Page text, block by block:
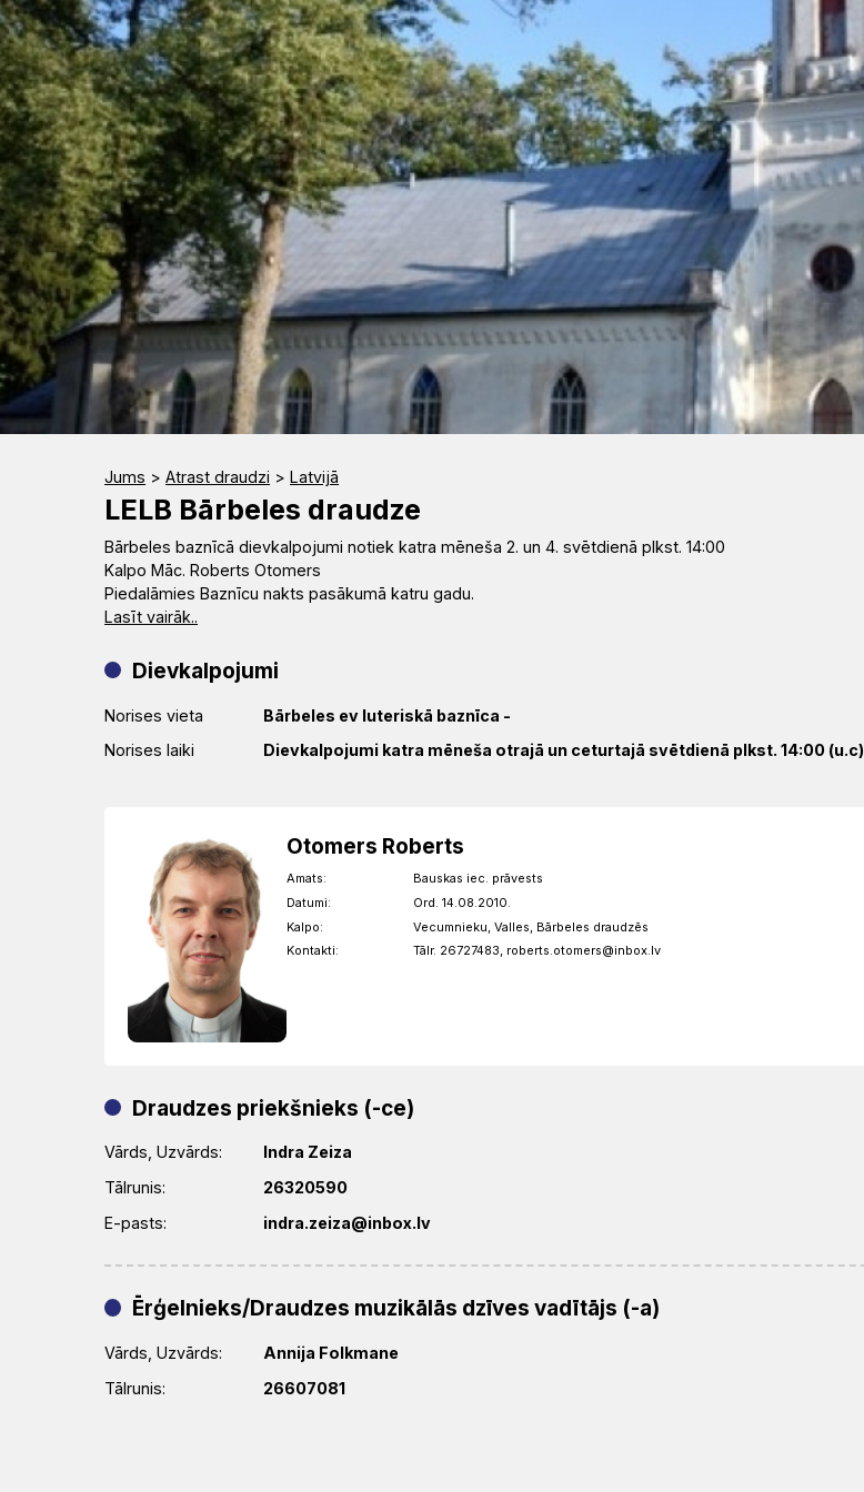
Dievnami
Iepazīsti
kristietību
Misija
Indijā
Rīts
Draudzēm
Jums >Atrast draudzi >Latvijā
LELB Bārbeles draudze
Bārbeles baznīcā dievkalpojumi notiek katra mēneša 2. un 4. svētdienā plkst. 14:00
Kalpo Māc. Roberts Otomers
Piedalāmies Baznīcu nakts pasākumā katru gadu.
Lasīt vairāk..
Dievkalpojumi
Norises vieta Bārbeles ev luteriskā baznīca -
Norises laiki
Dievkalpojumi katra mēneša otrajā un ceturtajā svētdienā plkst. 14:00 (u.c)
Otomers Roberts
Amats:
Bauskas iec. prāvests
Datumi:
Ord. 14.08.2010.
Kalpo:
Vecumnieku, Valles, Bārbeles draudzēs
Kontakti:
Tālr. 26727483, roberts.otomers@inbox.lv
Draudzes priekšnieks (-ce)
Vārds, Uzvārds:
Indra Zeiza
Tālrunis:
26320590
E-pasts:
indra.zeiza@inbox.lv
Ērģelnieks/Draudzes muzikālās dzīves vadītājs (-a)
Vārds, Uzvārds:
Annija Folkmane
Tālrunis:
26607081